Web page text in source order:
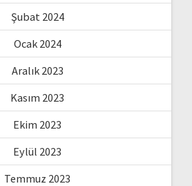
Şubat 2024
Ocak 2024
Aralık 2023
Kasım 2023
Ekim 2023
Eylül 2023
Temmuz 2023